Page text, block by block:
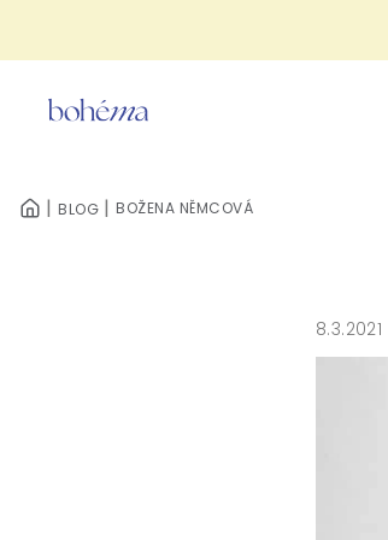
DOMŮBLOG BOŽENA NĚMCOVÁ
8.3.2021